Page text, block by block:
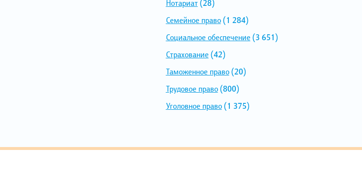
Нотариат(28)
Семейное право(1 284)
Социальное обеспечение (3 651)
Страхование (42)
Таможенное право(20)
Трудовое право(800)
Уголовное право(1 375)